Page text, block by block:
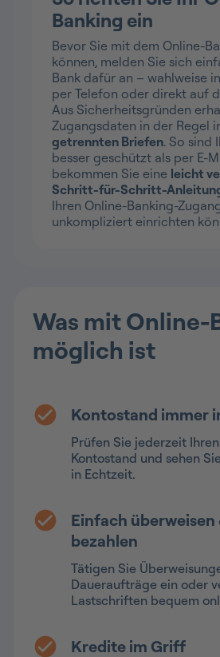
Banking ein
Bevor Sie mit dem Online-
können, melden Sie sich
Bank dafür an – wahlweise
per Telefon oder direkt auf
Aus Sicherheitsgründen
Zugangsdaten in der Regel
getrennten Briefen. So sind
besser geschützt als per E-
bekommen Sie eine leicht
Schritt-für-Schritt-
Ihren Online-Banking-
unkompliziert einrichten
Was mit Online-
möglich ist
Kontostand immer
Prüfen Sie jederzeit
Kontostand und sehen
in Echtzeit.
Einfach überweisen
bezahlen
Tätigen Sie
Daueraufträge ein oder
Lastschriften bequem
Kredite im Griff